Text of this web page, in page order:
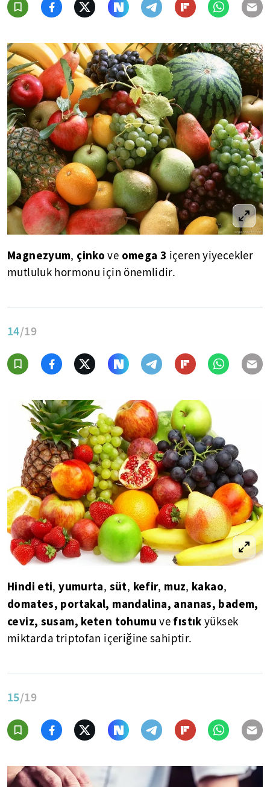
Magnezyum, çinko ve omega 3 içeren yiyecekler
mutluluk hormonu için önemlidir.
14/19
Hindi eti,yumurta, süt, kefir, muz, kakao,
domates, portakal, mandalina, ananas, badem,
ceviz, susam, keten tohumu ve fıstık yüksek
miktarda triptofan içeriğine sahiptir.
15/19